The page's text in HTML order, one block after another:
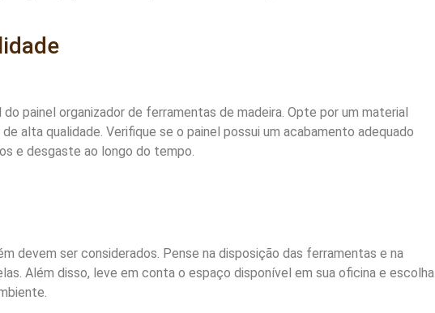
painel organizador de ferramentas de madeira. Opte por um material
alta qualidade. Verifique se o painel possui um acabamento adequado
e desgaste ao longo do tempo.
devem ser considerados. Pense na disposição das ferramentas e na
Além disso, leve em conta o espaço disponível em sua oficina e escolha